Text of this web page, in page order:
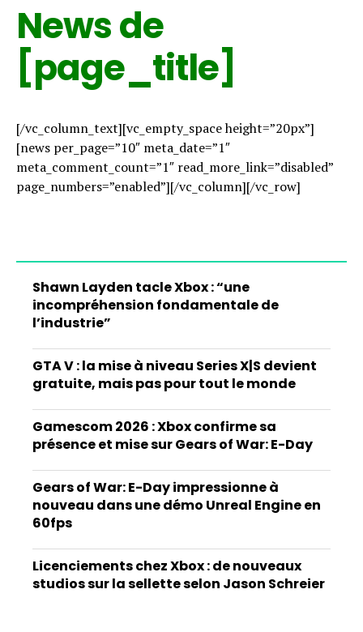
News de
[page_title]
[/vc_column_text][vc_empty_space height=”20px”]
[news per_page=”10″ meta_date=”1″
meta_comment_count=”1″ read_more_link=”disabled”
page_numbers=”enabled”][/vc_column][/vc_row]
Shawn Layden tacle Xbox : “une
incompréhension fondamentale de
l’industrie”
GTA V : la mise à niveau Series X|S devient
gratuite, mais pas pour tout le monde
Gamescom 2026 : Xbox confirme sa
présence et mise sur Gears of War: E-Day
Gears of War: E-Day impressionne à
nouveau dans une démo Unreal Engine en
60fps
Licenciements chez Xbox : de nouveaux
studios sur la sellette selon Jason Schreier